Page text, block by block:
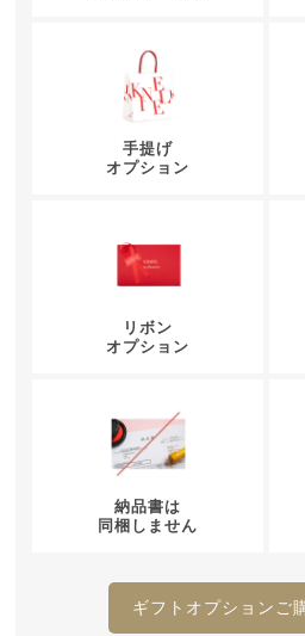
手提げ
オプション
リボン
オプション
納品書は
同梱しません
ギフトオプションご